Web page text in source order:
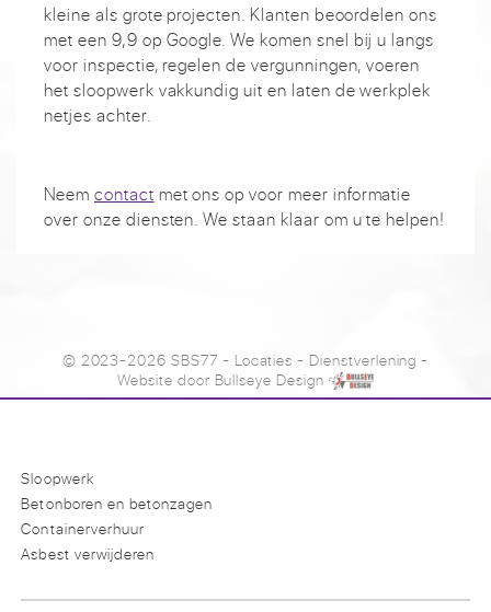
kleine als grote projecten. Klanten beoordelen ons
met een 9,9 op Google. We komen snel bij u langs
voor inspectie, regelen de vergunningen, voeren
het sloopwerk vakkundig uit en laten de werkplek
netjes achter.
Neem contact met ons op voor meer informatie
over onze diensten. We staan klaar om u te helpen!
© 2023-2026 SBS77 - Locaties - Dienstverlening -
Website door Bullseye Design
Sloopwerk
Betonboren en betonzagen
Containerverhuur
Asbest verwijderen